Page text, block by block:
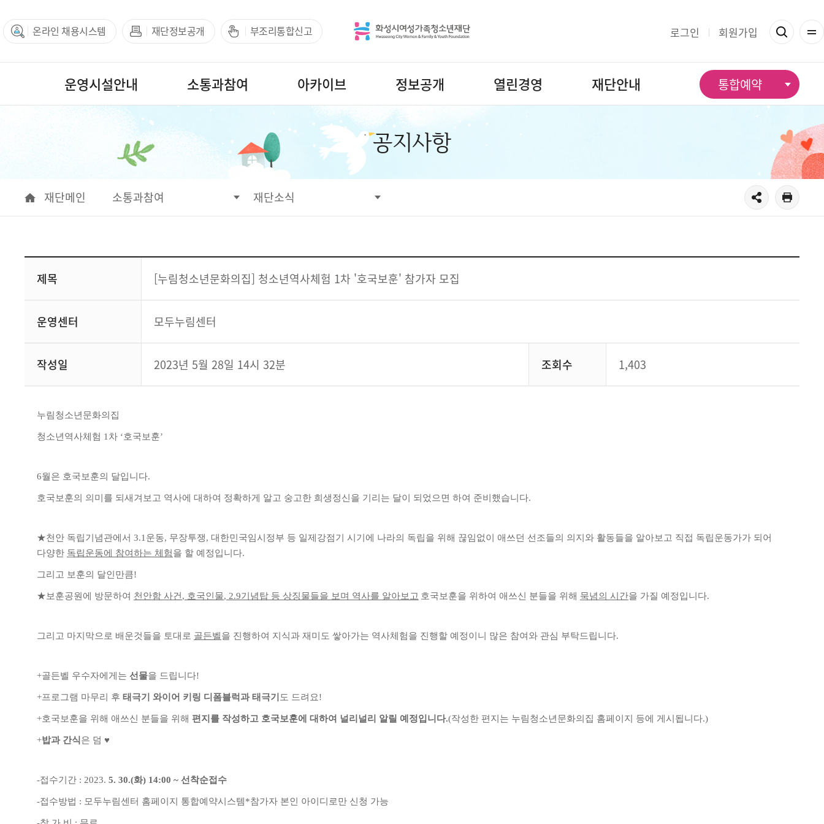
온라인 채용시스템 재단정보공개 부조리통합신고 로그인 회원가입
운영시설안내 소통과참여 아카이브 정보공개 열린경영 재단안내 통합예약
공지사항
재단메인 소통과참여 재단소식
제목 [누림청소년문화의집] 청소년역사체험 1차 '호국보훈' 참가자 모집
운영센터 모두누림센터
작성일 2023년 5월 28일 14시 32분 조회수 1,403
누림청소년문화의집
청소년역사체험 1 차 ‘호국보훈’
6월은 호국보훈의 달입니다.
호국보훈의 의미를 되새겨보고 역사에 대하여 정확하게 알고 숭고한 희생정신을 기리는 달이 되었으면 하여 준비했습니다.
★천안 독립기념관에서 3.1 운동, 무장투쟁, 대한민국임시정부 등 일제강점기 시기에 나라의 독립을 위해 끊임없이 애쓰던 선조들의 의지와 활동들을 알아보고 직접 독립운동가가 되어
다양한 독립운동에 참여하는 체험을 할 예정입니다.
그리고 보훈의 달인만큼!
★보훈공원에 방문하여 천안함 사건 , 호국인물, 2.9기념탑 등 상징물들을 보며 역사를 알아보고 호국보훈을 위하여 애쓰신 분들을 위해 묵념의 시간을 가질 예정입니다.
그리고 마지막으로 배운것들을 토대로 골든벨을 진행하여 지식과 재미도 쌓아가는 역사체험을 진행할 예정이니 많은 참여와 관심 부탁드립니다.
+골든벨 우수자에게는 선물을 드립니다!
+프로그램 마무리 후 태극기 와이어 키링 디폼블럭과 태극기 도 드려요!
+호국보훈을 위해 애쓰신 분들을 위해 편지를 작성하고 호국보훈에 대하여 널리널리 알릴 예정입니다.(작성한 편지는 누림청소년문화의집 홈페이지 등에 게시됩니다.)
+밥과 간식은 덤 ♥
-접수기간 : 2023. 5. 30.(화) 14:00 ~ 선착순접수
-접수방법 : 모두누림센터 홈페이지 통합예약시스템*참가자 본인 아이디로만 신청 가능